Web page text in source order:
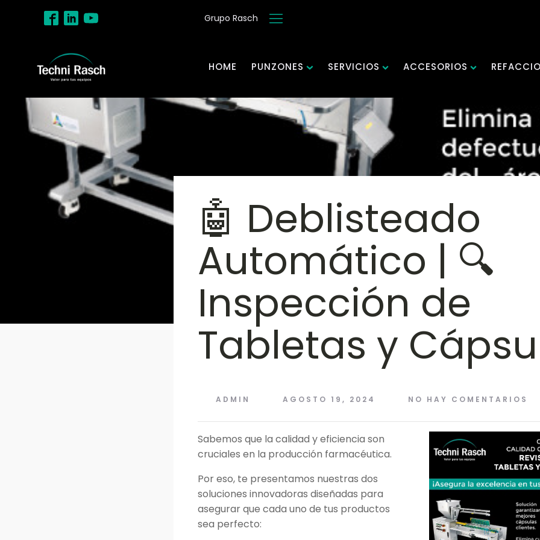
Grupo Rasch
HOME PUNZONES SERVICIOS ACCESORIOS
🤖 Deblisteado
Automático | 🔍
Inspección de
Tabletas y
ADMIN AGOSTO 19, 2024 NO HAY COMENTARIOS
Sabemos que la calidad y eficiencia son
cruciales en la producción farmacéutica.
Por eso, te presentamos nuestras dos
soluciones innovadoras diseñadas para
asegurar que cada uno de tus productos
sea perfecto: